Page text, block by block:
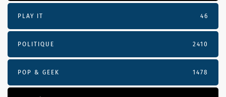
PLAY IT 46
POLITIQUE 2410
POP & GEEK 1478